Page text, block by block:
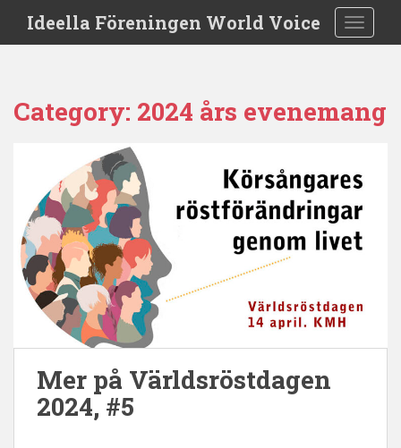
i
Ideella Föreningen World Voice
Category: 2024 års evenemang
Mer på Världsröstdagen
2024, #5